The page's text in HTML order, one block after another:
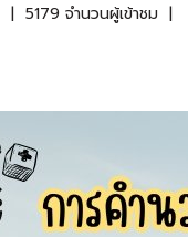
| 5179 จำนวนผู้เข้าชม |